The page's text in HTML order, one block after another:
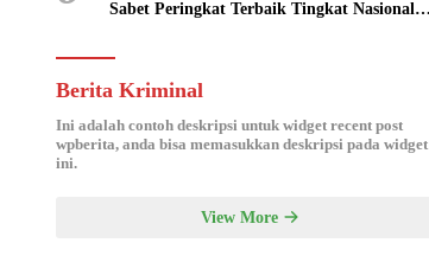
Sabet Peringkat Terbaik Tingkat Nasional
Berita Kriminal
Ini adalah contoh deskripsi untuk widget recent post
wpberita, anda bisa memasukkan deskripsi pada widget
ini.
View More